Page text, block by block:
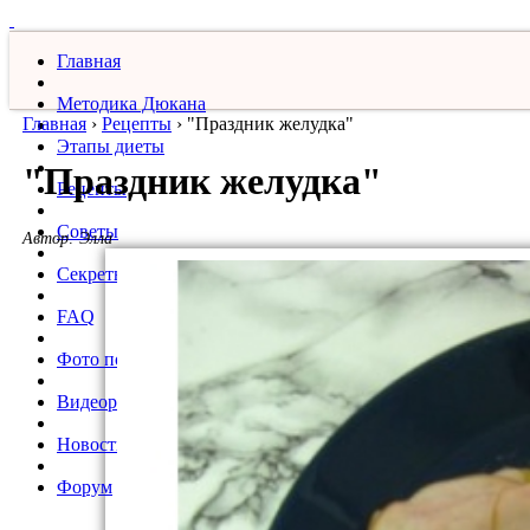
Главная
Методика Дюкана
Этапы диеты
Рецепты
Советы
Секреты
FAQ
Фото похудевших
Видеорецепты
Новости
Форум
Главная › Рецепты › "Праздник желудка"
"Праздник желудка"
Автор:Элла